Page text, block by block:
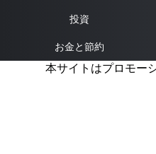
投資
お金と節約
本サイトはプロモー